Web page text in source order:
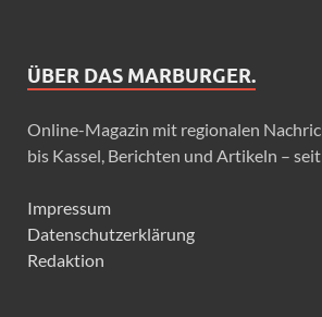
ÜBER DAS MARBURGER.
Online-Magazin mit regionalen
bis Kassel, Berichten und Artikeln –
Impressum
Datenschutzerklärung
Redaktion